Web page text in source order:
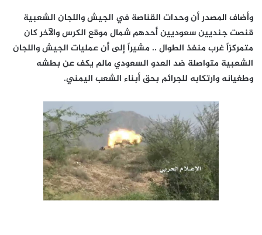
وأضاف المصدر أن وحدات القناصة في الجيش واللجان الشعبية
قنصت جنديين سعوديين أحدهم شمال موقع الكرس والآخر كان
متمركزاً غرب منفذ الطوال .. مشيراً إلى أن عمليات الجيش واللجان
الشعبية متواصلة ضد العدو السعودي مالم يكف عن بطشه
وطغيانه وارتكابه للجرائم بحق أبناء الشعب اليمني.